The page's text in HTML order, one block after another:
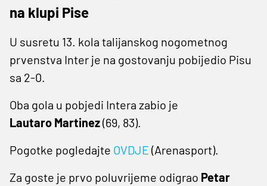
na klupi Pise
U susretu 13. kola talijanskog nogometnog
prvenstva Inter je na gostovanju pobijedio Pisu
sa 2-0.
Oba gola u pobjedi Intera zabio je
Lautaro Martinez(69, 83).
Pogotke pogledajte OVDJE (Arenasport).
Za goste je prvo poluvrijeme odigrao Petar